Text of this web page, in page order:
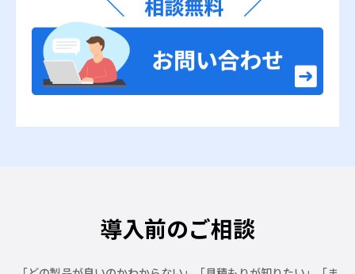
導入前のご相談